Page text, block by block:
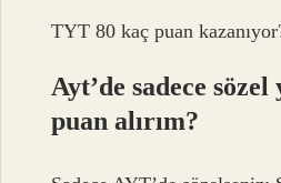
TYT 80 kaç puan
Ayt’de sadece
puan alırım?